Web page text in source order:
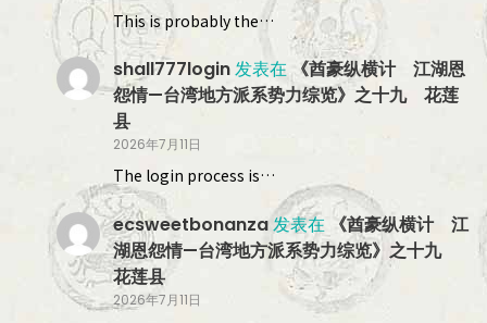
This is probably the…
shall777login发表在《酋豪纵横计 江湖恩
怨情—台湾地方派系势力综览》之十九 花莲
县
2026年7月11日
The login process is…
ecsweetbonanza发表在 《酋豪纵横计 江
湖恩怨情—台湾地方派系势力综览》之十九
花莲县
2026年7月11日